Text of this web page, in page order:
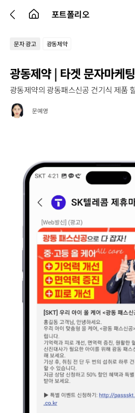
포트폴리오
문자 광고 광동제약
광동제약 | 타겟 문자마케팅
광동제약의 광동패스신공 건기식 제품
문예영